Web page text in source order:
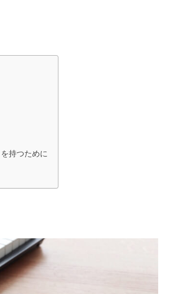
持つために